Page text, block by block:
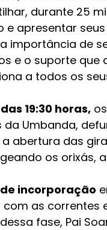
durante 25
e apresentar
importância de
e o suporte que
a todos os
19:30 horas,
da Umbanda,
abertura das
os orixás,
incorporação
com as correntes
fase, Pai